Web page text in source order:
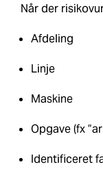
Når der
Afdeling
Linje
Maskine
Opgave (fx
Identificeret